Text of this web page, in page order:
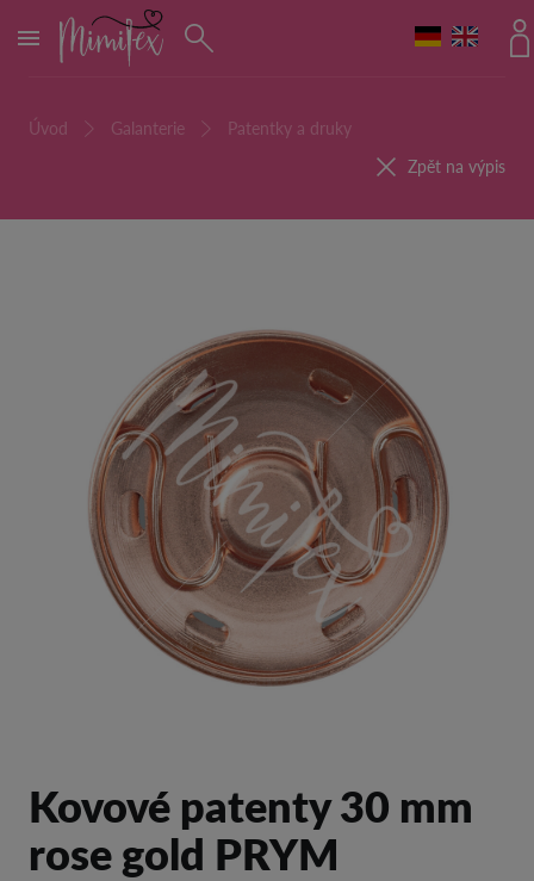
MENU
Úvod Galanterie
Patentky a druky
Zpět na výpis
Kovové patenty 30 mm
rose gold PRYM